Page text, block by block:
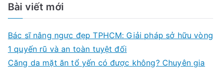
h
Bài viết mới
Bác sĩ nâng ngực đẹp TPHCM: Giải pháp sở hữu vòng
1 quyến rũ và an toàn tuyệt đối
Căng da mặt ăn tổ yến có được không? Chuyên gia